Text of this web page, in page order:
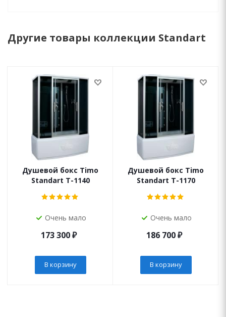
Другие товары коллекции Standart
Душевой бокс Timo
Standart T-1140
Очень мало
173 300₽
В корзину
Душевой бокс Timo
Standart T-1170
Очень мало
186 700₽
В корзину